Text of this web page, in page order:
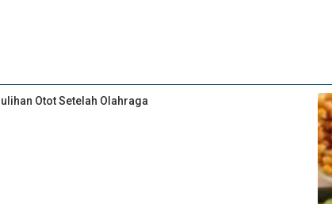
Otot Setelah Olahraga